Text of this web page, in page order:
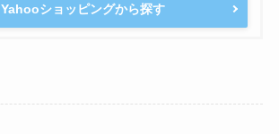
Yahooショッピングから探す